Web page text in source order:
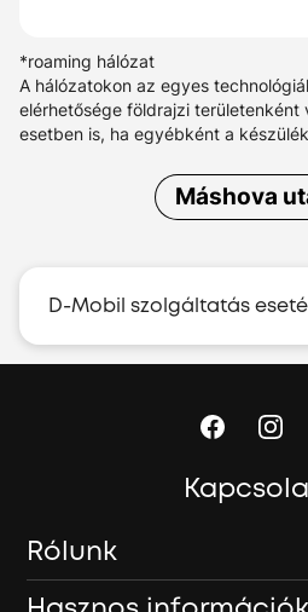
*roaming hálózat
A hálózatokon az egyes
elérhetősége földrajzi területenként
esetben is, ha egyébként a
Máshova
D-Mobil szolgáltatás
Rólunk